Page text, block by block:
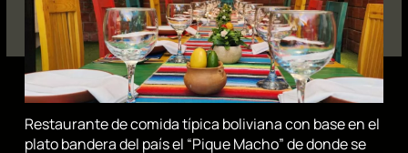
Restaurante de comida típica boliviana con base en el
plato bandera del país el “Pique Macho” de donde se